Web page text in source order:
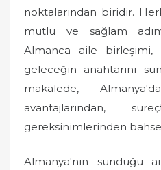
noktalarından biridir.
mutlu ve sağlam
Almanca aile
geleceğin anahtarını
makalede,
avantajlarından,
gereksinimlerinden
Almanya'nın sunduğu